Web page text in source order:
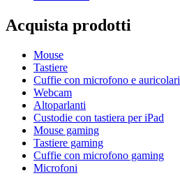
Acquista prodotti
Mouse
Tastiere
Cuffie con microfono e auricolari
Webcam
Altoparlanti
Custodie con tastiera per iPad
Mouse gaming
Tastiere gaming
Cuffie con microfono gaming
Microfoni